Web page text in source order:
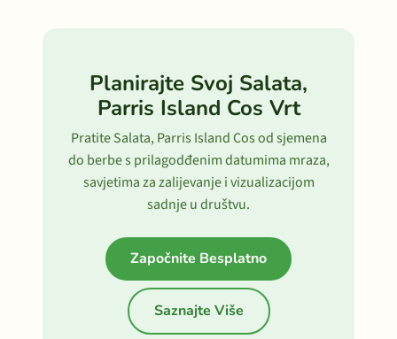
Planirajte Svoj Salata,
Parris Island Cos Vrt
Pratite Salata, Parris Island Cos od sjemena
do berbe s prilagodđenim datumima mraza,
savjetima za zalijevanje i vizualizacijom
sadnje u društvu.
Započnite Besplatno
Saznajte Više